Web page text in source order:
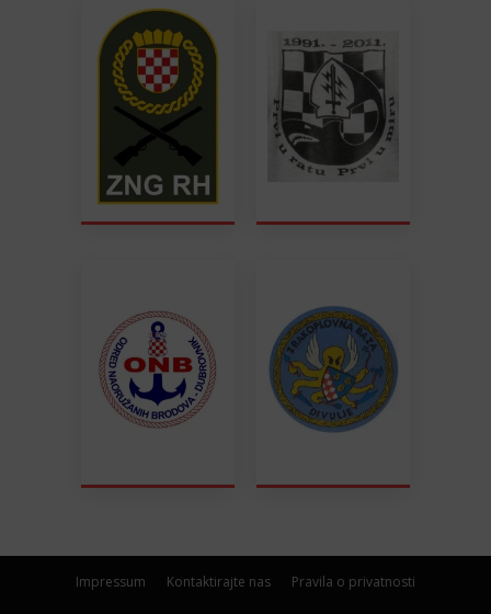
Impressum Kontaktirajte nas Pravila o privatnosti